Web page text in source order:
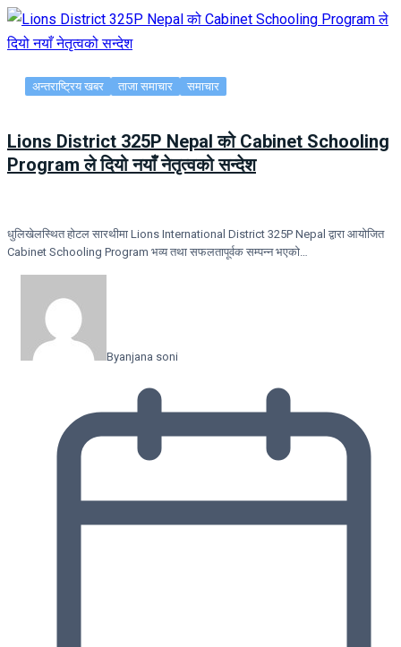
अन्तराष्ट्रिय खबर ताजा समाचार समाचार
Lions District 325P Nepal को Cabinet Schooling
Program ले दियो नयाँ नेतृत्वको सन्देश
धुलिखेलस्थित होटल सारथीमा Lions International District 325P Nepal द्वारा आयोजित
Cabinet Schooling Program भव्य तथा सफलतापूर्वक सम्पन्न भएको…
Byanjana soni